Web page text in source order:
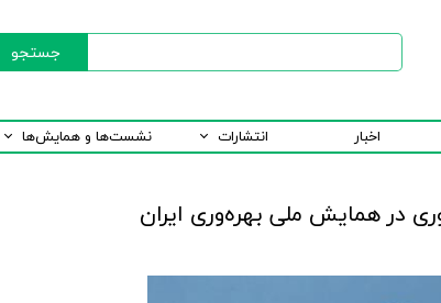
اخبار انتشارات نشست‌ها و همایش‌ها
جستجو
در همایش ملی بهره‌وری ایران